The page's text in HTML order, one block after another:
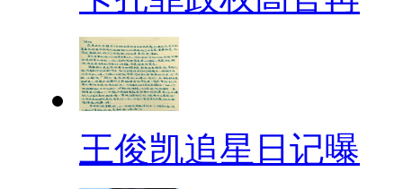
王俊凯追星日记曝